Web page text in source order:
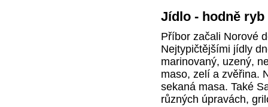
Jídlo - hodně ryb
Příbor začali Norové
Nejtypičtějšími jídly
marinovaný, uzený,
maso, zelí a zvěřina.
sekaná masa. Také
různých úpravách,